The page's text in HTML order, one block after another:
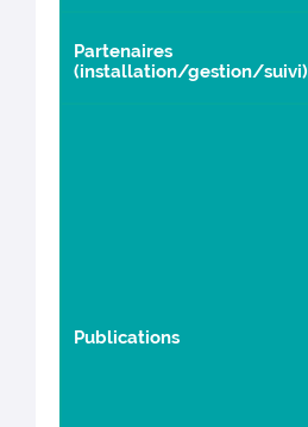
Partenaires
(installation/gestion/suivi)
Publications